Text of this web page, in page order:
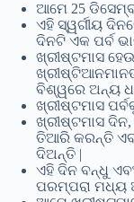
ଆମେ 25
ଏହି ସ୍ୱର୍ଗୀୟ
ଦିନଟି ଏକ ପର୍ବ
ଖ୍ରୀଷ୍ଟମାସ
ବିଶ୍ୱରେ ଅନ୍ୟ
ଖ୍ରୀଷ୍ଟମାସ
ଖ୍ରୀଷ୍ଟମାସ
ତିଆରି କରନ୍ତି
ଦିଅନ୍ତି |
ଏହି ଦିନ ବନ୍ଧୁ
ପରମ୍ପରା ମଧ୍ୟ